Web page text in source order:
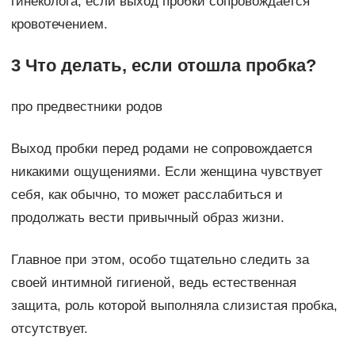
кровотечением.
3 Что делать, если отошла пробка?
про предвестники родов
Выход пробки перед родами не сопровождается
никакими ощущениями. Если женщина чувствует
себя, как обычно, то может расслабиться и
продолжать вести привычный образ жизни.
Главное при этом, особо тщательно следить за
своей интимной гигиеной, ведь естественная
защита, роль которой выполняла слизистая пробка,
отсутствует.